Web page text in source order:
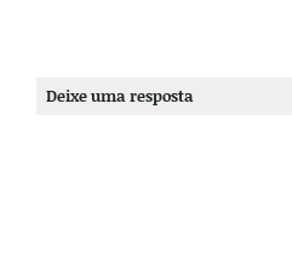
Deixe uma resposta